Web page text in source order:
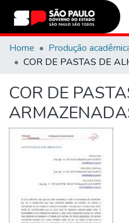
Communities & Collections
Navigate
Statistics
Home
COR DE